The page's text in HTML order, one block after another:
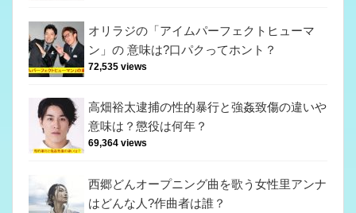
オリラジの「アイムパーフェクトヒューマ
ン」の 意味は?口パクってホント？
72,535 views
高畑裕太逮捕の性的暴行と強姦致傷の違いや
意味は？懲役は何年？
69,364 views
西郷どんオープニング曲を歌う女性里アンナ
はどんな人?作曲者は誰？